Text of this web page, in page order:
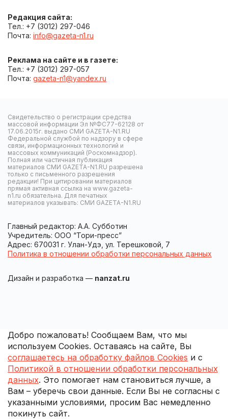
Редакция сайта:
Тел.: +7 (3012) 297-046
Почта: info@gazeta-n1.ru
Реклама на сайте и в газете:
Тел.: +7 (3012) 297-057
Почта: gazeta-n1@yandex.ru
Свидетельство о регистрации средства
массовой информации Эл №ФС77-62128 от
17.06.2015г. выдано СМИ GAZETA-N1.RU
Федеральной службой по надзору в сфере
связи, информационных технологий и
массовых коммуникаций (Роскомнадзор).
Полная или частичная публикация
материалов СМИ GAZETA-N1.RU разрешена
только с письменного разрешения
редакции! При цитировании материалов
прямая активная ссылка на www.gazeta-
n1.ru обязательна. Для печатных
материалов указывать: СМИ GAZETA-N1.RU
Главный редактор: А.А. Субботин
Учредитель: ООО “Тори-пресс”
Адрес: 670031 г. Улан-Удэ, ул. Терешковой, 7
Политика в отношении обработки персональных данных
Дизайн и разработка — nanzat.ru
Добро пожаловать! Сообщаем Вам, что мы
используем Cookies. Оставаясь на сайте, Вы
соглашаетесь на обработку файлов Cookies и с
Политикой в отношении обработки персональных
данных. Это помогает нам становиться лучше, а
Вам – уберечь свои данные. Если Вы не согласны с
указанными условиями, просим Вас немедленно
покинуть сайт.